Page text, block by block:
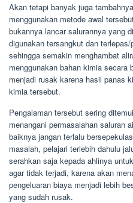
Akan tetapi banyak juga
menggunakan metode awal
bukannya lancar salurannya yang
digunakan tersangkut dan
sehingga semakin menghambat
menggunakan bahan kimia secara
menjadi rusak karena hasil panas
kimia tersebut.
Pengalaman tersebut sering
menangani permasalahan saluran
baiknya jangan terlalu
masalah, pelajari terlebih dahulu
serahkan saja kepada ahlinya
agar tidak terjadi, karena akan
pengeluaran biaya menjadi lebih
yang sudah rusak.